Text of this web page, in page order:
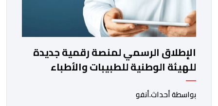
الإطلاق الرسمي لمنصة رقمية جديدة
للهيئة الوطنية للطبيبات والأطباء
بواسطة أحداث.أنفو